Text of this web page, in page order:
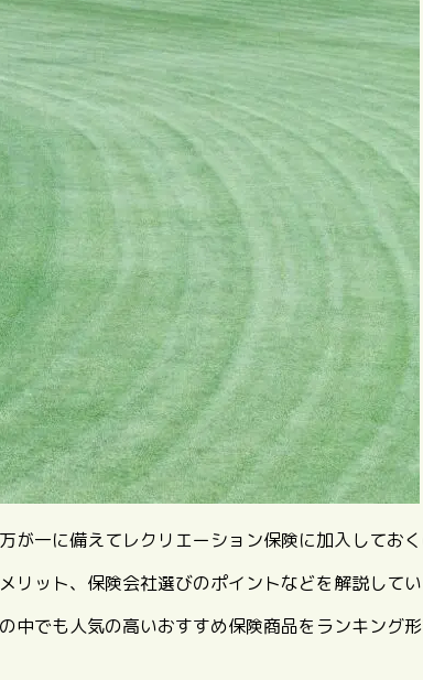
一に備えてレクリエーション保険に加入しておく
ット、保険会社選びのポイントなどを解説してい
中でも人気の高いおすすめ保険商品をランキング